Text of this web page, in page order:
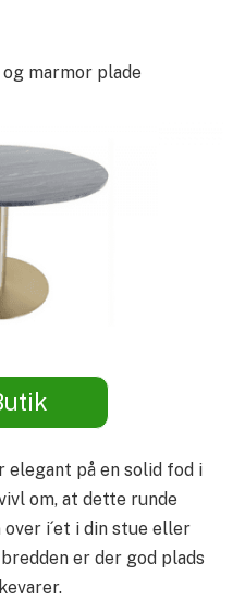
marmor plade
elegant på en solid fod i
om, at dette runde
i´et i din stue eller
er der god plads